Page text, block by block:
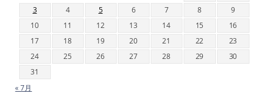
3
4 5 6 7 8
9
10
11 12 13 14 15
16
17
18 19 20 21 22
23
24
25 26 27 28 29
30
31
« 7月